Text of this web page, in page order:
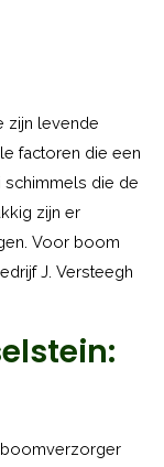
zijn levende
factoren die een
die de
zijn er
Voor boom
J. Versteegh